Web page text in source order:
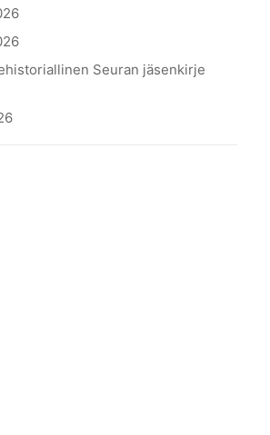
Seuran jäsenkirje